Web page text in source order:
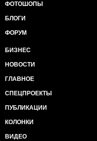
ФОТОШОПЫ
БЛОГИ
ФОРУМ
БИЗНЕС
НОВОСТИ
ГЛАВНОЕ
СПЕЦПРОЕКТЫ
ПУБЛИКАЦИИ
КОЛОНКИ
ВИДЕО